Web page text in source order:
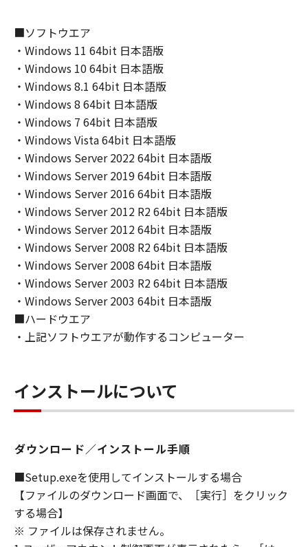
ンの子会社、キヤノンの関連会社、それらの販
売代理店または販売店のいずれも、「本ソフト
ウェア」の使用または使用不能から生ずるいか
なる損害（逸失利益およびその他の派生的また
は付随的な損害を含むがこれらに限定されない
全ての損害を言います。）について、適用法で
認められる限り、一切の責任を負わないものと
します。たとえ、キヤノン、キヤノンのライセ
ンサー、キヤノンの子会社、キヤノンの関連会
社、それらの販売代理店または販売店がかかる
損害の可能性について知らされていた場合でも
同様です。
(3) キヤノン、キヤノンのライセンサー、キヤノ
ンの子会社、キヤノンの関連会社、それらの販
売代理店または販売店のいずれも、「本ソフト
ウェア」、または「本ソフトウェア」の使用に
起因または関連してお客様と第三者との間に生
じたいかなる紛争についても、一切責任を負わ
ないものとします。
８．契約期間
フトウェア」をインストールした時点で発効
し、下記(2)または(3)により終了されるまで有
複製物のすべてを廃棄および消去することによ
り、本契約書を終了させることができます。
(3) お客様が本契約書のいずれかの条項に違反
した場合、本契約書は直ちに終了します。
(4) お客様は、上記(3)によって本契約書が終了
した場合、速やかに、「本ソフトウェア」およ
■ソフトウエア
・Windows 11 64bit 日本語版
・Windows 10 64bit 日本語版
・Windows 8.1 64bit 日本語版
・Windows 8 64bit 日本語版
・Windows 7 64bit 日本語版
・Windows Vista 64bit 日本語版
・Windows Server 2022 64bit 日本語版
・Windows Server 2019 64bit 日本語版
・Windows Server 2016 64bit 日本語版
・Windows Server 2012 R2 64bit 日本語版
・Windows Server 2012 64bit 日本語版
・Windows Server 2008 R2 64bit 日本語版
・Windows Server 2008 64bit 日本語版
・Windows Server 2003 R2 64bit 日本語版
・Windows Server 2003 64bit 日本語版
■ハードウエア
・上記ソフトウエアが動作するコンピューター
インストールについて
ダウンロード／インストール手順
■Setup.exeを使用してインストールする場合
【ファイルのダウンロード画面で、［実行］をクリック
する場合】
※ ファイルは保存されません。